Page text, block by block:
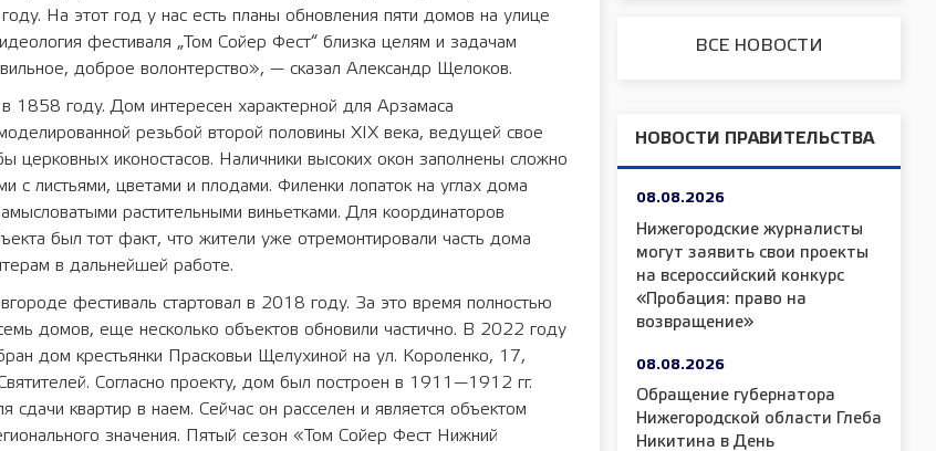
На этот год у нас есть планы обновления пяти домов на улице
фестиваля „Том Сойер Фест“ близка целям и задачам
доброе волонтерство», — сказал Александр Щелоков.
1858 году. Дом интересен характерной для Арзамаса
резьбой второй половины XIX века, ведущей свое
церковных иконостасов. Наличники высоких окон заполнены сложно
с листьями, цветами и плодами. Филенки лопаток на углах дома
растительными виньетками. Для координаторов
был тот факт, что жители уже отремонтировали часть дома
в дальнейшей работе.
фестиваль стартовал в 2018 году. За это время полностью
домов, еще несколько объектов обновили частично. В 2022 году
дом крестьянки Прасковьи Щелухиной на ул. Короленко, 17,
Согласно проекту, дом был построен в 1911—1912 гг.
сдачи квартир в наем. Сейчас он расселен и является объектом
значения. Пятый сезон «Том Сойер Фест Нижний
ВСЕ НОВОСТИ
НОВОСТИ ПРАВИТЕЛЬСТВА
08.08.2026
Нижегородские журналисты
могут заявить свои проекты
на всероссийский конкурс
«Пробация: право на
возвращение»
08.08.2026
Обращение губернатора
Нижегородской области Глеба
Никитина в День